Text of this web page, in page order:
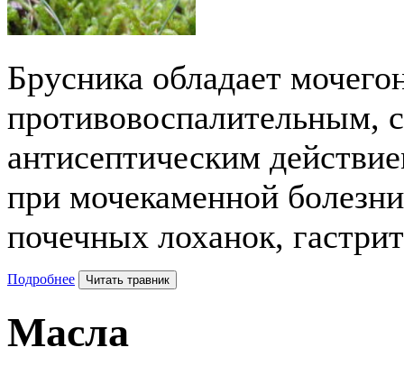
Брусника обладает
противовоспалительным,
антисептическим
при мочекаменной
почечных лоханок,
Подробнее Читать травник
Масла